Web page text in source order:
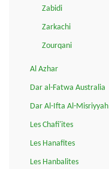
Zabidi
Zarkachi
Zourqani
Al Azhar
Dar al-Fatwa Australia
Dar Al-Ifta Al-Misriyyah
Les Chafi'ites
Les Hanafites
Les Hanbalites